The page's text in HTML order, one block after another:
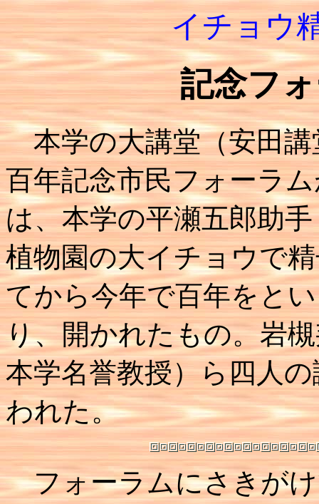
イチョウ
記念フ
本学の大講堂（安田講
百年記念市民フォーラ
は、本学の平瀬五郎助
植物園の大イチョウで
てから今年で百年をと
り、開かれたもの。岩
本学名誉教授）ら四人
われた。
フォーラムにさきがけ